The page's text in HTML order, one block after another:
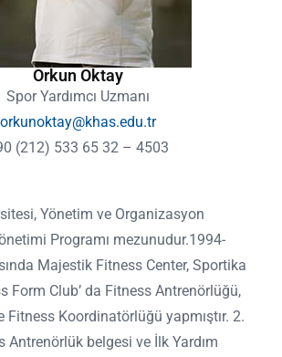
Orkun Oktay
Spor Yardımcı Uzmanı
orkunoktay@khas.edu.tr
(212) 533 65 32 – 4503
Yönetim ve Organizasyon
Programı mezunudur.1994-
Majestik Fitness Center, Sportika
Form Club’ da Fitness Antrenörlüğü,
Fitness Koordinatörlüğü yapmıştır. 2.
Antrenörlük belgesi ve İlk Yardım